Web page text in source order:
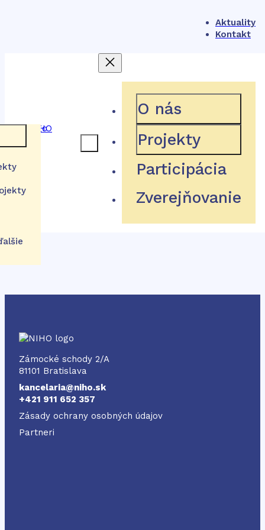
Aktuality
Kontakt
O nás
Projekty
Participácia
Zverejňovanie
404
Hľadaná stránka neexistuje
NIHO
Zámocké schody 2/A
81101 Bratislava
kancelaria@niho.sk
+421 911 652 357
Zásady ochrany osobných údajov
Partneri